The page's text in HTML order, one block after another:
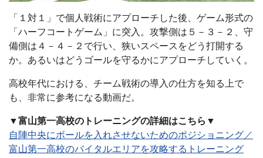
「１対１」で個人戦術にアプローチした後、ゲーム形式の
「ハーフコートゲーム」に突入。攻撃側は５－３－２、守
備側は４－４－２で行い、狭いスペースをどう打開する
か。あるいはどうゴールを守るかにアプローチしていく。
高校年代における、チーム戦術の導入の仕方を知る上で
も、非常に参考になる動画だ。
▼富山第一高校のトレーニングの詳細はこちら▼
自陣中央にボールを入れさせないためのポジショニング／
富山第一高校のバイタルエリアを攻略するトレーニング